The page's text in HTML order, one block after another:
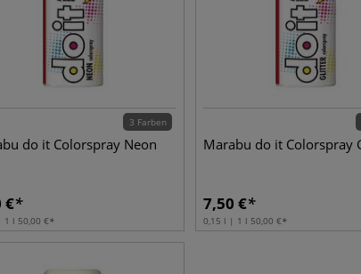
3 Farben
do it Colorspray Neon
€
1 l 50,00 €
Marabu do it Colorspray
7,50 €
0,15 l | 1 l 50,00 €